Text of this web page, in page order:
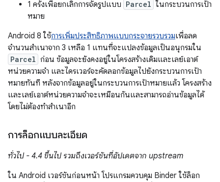
1 ครั้งเพื่อยกเลิกการจัดรูปแบบ Parcel ในกระบวนการเป้า
หมาย
Android 8 ใช้การเพิ่มประสิทธิภาพแบบกระจายรวบรวมเพื่อลด
จำนวนสำเนาจาก 3 เหลือ 1 แทนที่จะแปลงข้อมูลเป็นอนุกรมใน
Parcel ก่อน ข้อมูลจะยังคงอยู่ในโครงสร้างเดิมและเลย์เอาต์
หน่วยความจำ และไดรเวอร์จะคัดลอกข้อมูลไปยังกระบวนการเป้า
หมายทันที หลังจากข้อมูลอยู่ในกระบวนการเป้าหมายแล้ว โครงสร้าง
และเลย์เอาต์หน่วยความจำจะเหมือนกันและสามารถอ่านข้อมูลได้
โดยไม่ต้องทำสำเนาอีก
การล็อกแบบละเอียด
ทั่วไป - 4.4 ขึ้นไป รวมถึงเวอร์ชันที่อัปเดตจาก upstream
ใน Android เวอร์ชันก่อนหน้า โปรแกรมควบคุม Binder ใช้ล็อก